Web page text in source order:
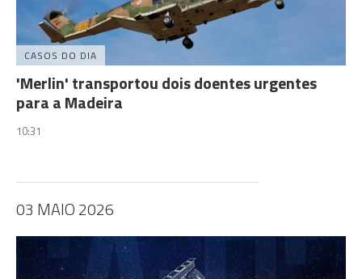
CASOS DO DIA
'Merlin' transportou dois doentes urgentes
para a Madeira
10:31
03 MAIO 2026